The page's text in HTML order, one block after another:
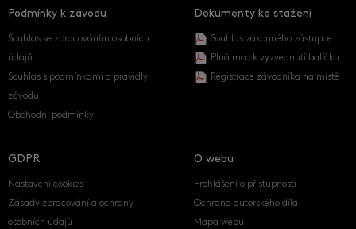
Podmínky k závodu
Souhlas se zpracováním osobních
údajů
Souhlas s podmínkami a pravidly
závodu
Obchodní podmínky
Dokumenty ke stažení
Souhlas zákonného zástupce
Plná moc k vyzvednutí balíčku
Registrace závodníka na místě
GDPR
Nastavení cookies
Zásady zpracování a ochrany
osobních údajů
O webu
Prohlášení o přístupnosti
Ochrana autorského díla
Mapa webu